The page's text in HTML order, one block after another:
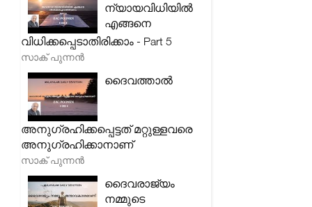
ന്യായവിധിയിൽ
എങ്ങനെ
വിധിക്കപ്പെടാതിരിക്കാം - Part 5
സാക് പുന്നൻ
ദൈവത്താൽ
അനുഗ്രഹിക്കപ്പെട്ടത് മറ്റുള്ളവരെ
അനുഗ്രഹിക്കാനാണ്
സാക് പുന്നൻ
ദൈവരാജ്യം
നമ്മുടെ